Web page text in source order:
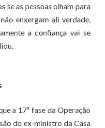
se as pessoas olham para
enxergam ali verdade,
a confiança vai se
a 17ª fase da Operação
do ex-ministro da Casa